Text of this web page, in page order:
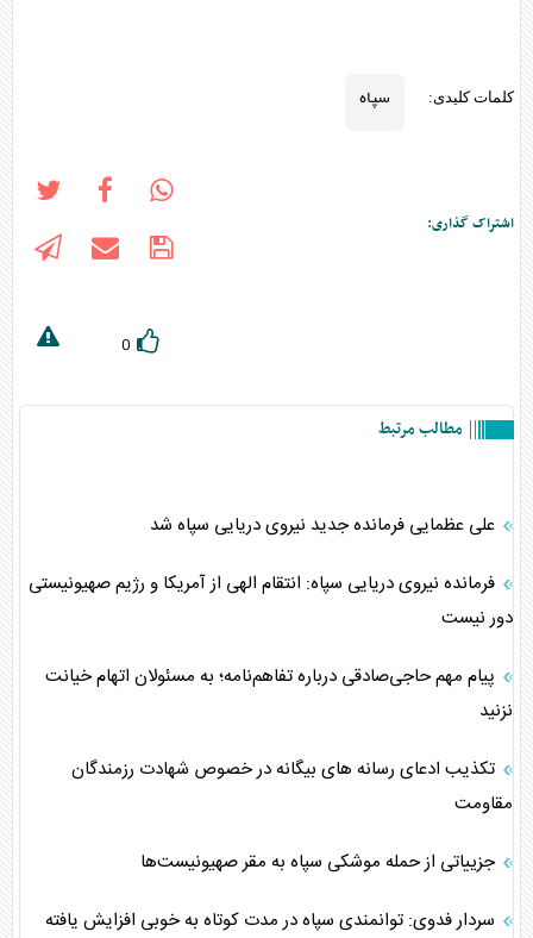
کلمات کلیدی: سپاه
اشتراک گذاری:
0
مطالب مرتبط
علی عظمایی فرمانده جدید نیروی دریایی سپاه شد
فرمانده نیروی دریایی سپاه: انتقام الهی از آمریکا و رژیم صهیونیستی
دور نیست
پیام مهم حاجی‌صادقی درباره تفاهم‌نامه؛ به مسئولان اتهام خیانت
نزنید
تکذیب ادعای رسانه‌ های بیگانه در خصوص شهادت رزمندگان
مقاومت
جزییاتی از حمله موشکی سپاه به مقر صهیونیست‌ها
سردار فدوی: توانمندی سپاه در مدت کوتاه به خوبی افزایش یافته